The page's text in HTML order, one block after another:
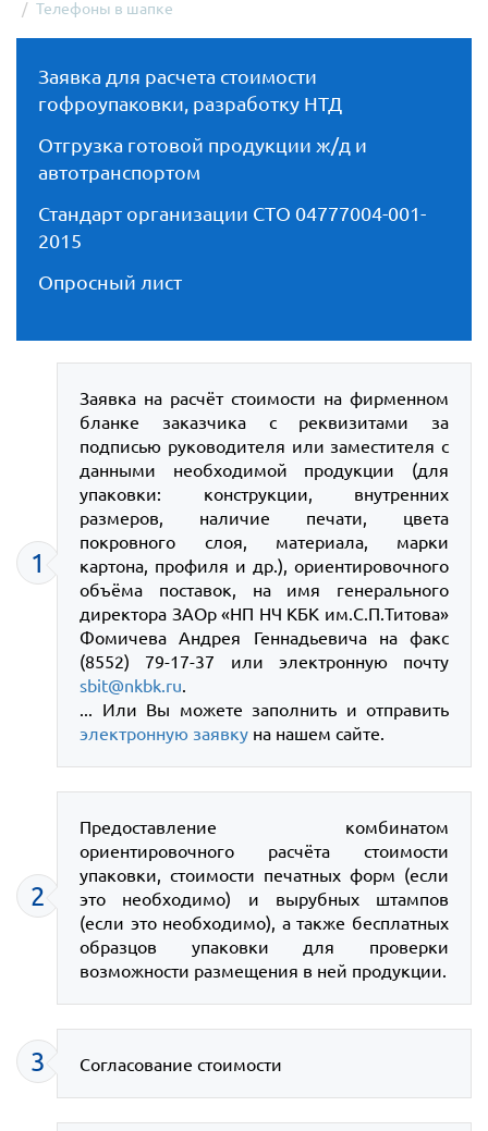
Телефоны в шапке
Заявка для расчета стоимости
гофроупаковки, разработку НТД
Отгрузка готовой продукции ж/д и
автотранспортом
Стандарт организации СТО 04777004-001-
2015
Опросный лист
1
Заявка на расчёт стоимости на фирменном
бланке заказчика с реквизитами за
подписью руководителя или заместителя с
данными необходимой продукции (для
упаковки: конструкции, внутренних
размеров, наличие печати, цвета
покровного слоя, материала, марки
картона, профиля и др.), ориентировочного
объёма поставок, на имя генерального
директора ЗАОр «НП НЧ КБК им.С.П.Титова»
Фомичева Андрея Геннадьевича на факс
(8552) 79-17-37 или электронную почту
sbit@nkbk.ru.
... Или Вы можете заполнить и отправить
электронную заявку на нашем сайте.
2
Предоставление комбинатом
ориентировочного расчёта стоимости
упаковки, стоимости печатных форм (если
это необходимо) и вырубных штампов
(если это необходимо), а также бесплатных
образцов упаковки для проверки
возможности размещения в ней продукции.
3 Согласование стоимости